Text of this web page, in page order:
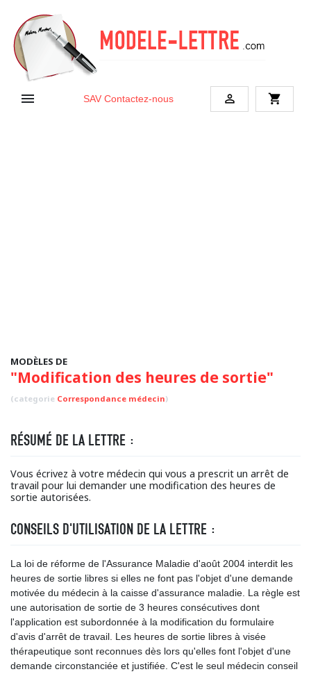
 SAV Contactez-nous  shopping_cart
MODÈLES DE
"Modification des heures de sortie"
(categorie Correspondance médecin)
RÉSUMÉ DE LA LETTRE :
Vous écrivez à votre médecin qui vous a prescrit un arrêt de
travail pour lui demander une modification des heures de
sortie autorisées.
CONSEILS D'UTILISATION DE LA LETTRE :
La loi de réforme de l'Assurance Maladie d'août 2004 interdit les
heures de sortie libres si elles ne font pas l'objet d'une demande
motivée du médecin à la caisse d'assurance maladie. La règle est
une autorisation de sortie de 3 heures consécutives dont
l'application est subordonnée à la modification du formulaire
d'avis d'arrêt de travail. Les heures de sortie libres à visée
thérapeutique sont reconnues dès lors qu'elles font l'objet d'une
demande circonstanciée et justifiée. C'est le seul médecin conseil